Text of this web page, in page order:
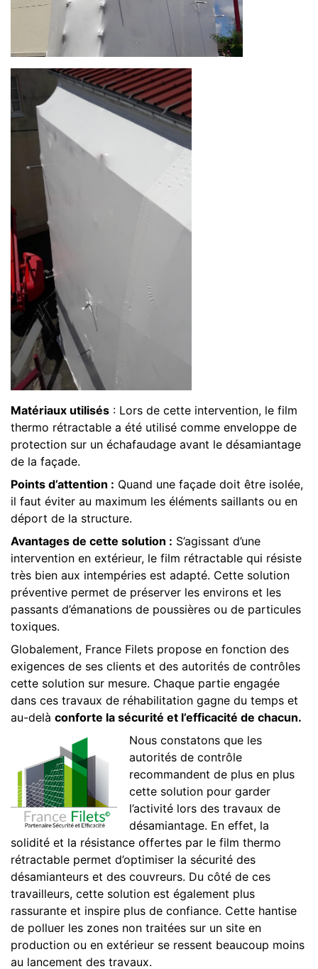
Matériaux utilisés : Lors de cette intervention, le film
thermo rétractable a été utilisé comme enveloppe de
protection sur un échafaudage avant le désamiantage
de la façade.
Points d’attention : Quand une façade doit être isolée,
il faut éviter au maximum les éléments saillants ou en
déport de la structure.
Avantages de cette solution : S’agissant d’une
intervention en extérieur, le film rétractable qui résiste
très bien aux intempéries est adapté. Cette solution
préventive permet de préserver les environs et les
passants d’émanations de poussières ou de particules
toxiques.
Globalement, France Filets propose en fonction des
exigences de ses clients et des autorités de contrôles
cette solution sur mesure. Chaque partie engagée
dans ces travaux de réhabilitation gagne du temps et
au-delà conforte la sécurité et l’efficacité de chacun.
Nous constatons que les
autorités de contrôle
recommandent de plus en plus
cette solution pour garder
l’activité lors des travaux de
désamiantage. En effet, la
solidité et la résistance offertes par le film thermo
rétractable permet d’optimiser la sécurité des
désamianteurs et des couvreurs. Du côté de ces
travailleurs, cette solution est également plus
rassurante et inspire plus de confiance. Cette hantise
de polluer les zones non traitées sur un site en
production ou en extérieur se ressent beaucoup moins
au lancement des travaux.